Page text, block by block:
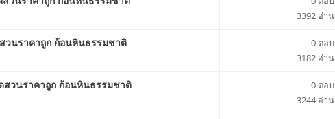
3392 อ่าน
วนราคาถูก ก้อนหินธรรมชาติ
0 ตอบ
3182 อ่าน
สวนราคาถูก ก้อนหินธรรมชาติ
0 ตอบ
3244 อ่าน